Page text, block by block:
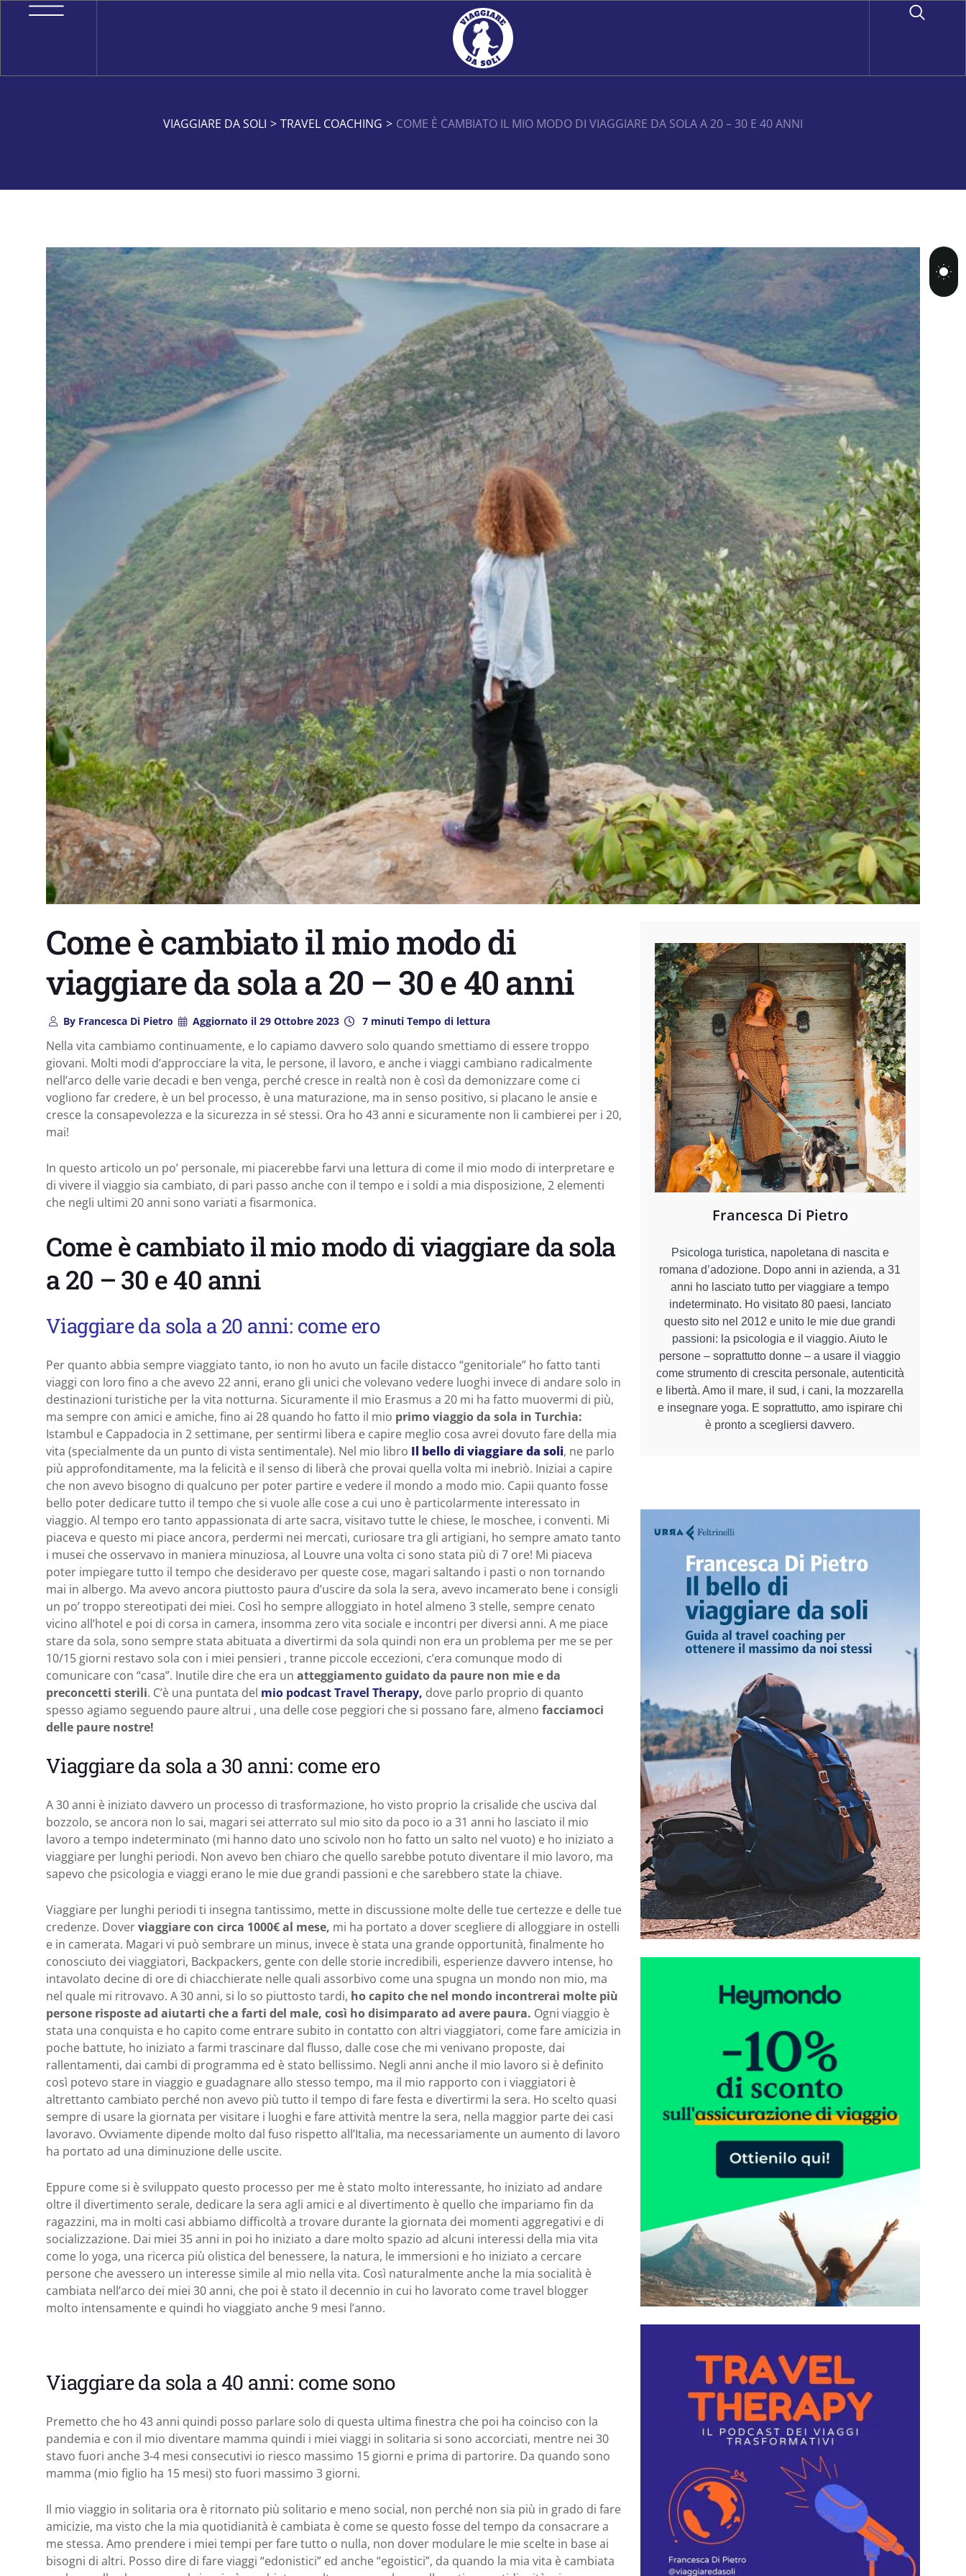
VIAGGIARE DA SOLI > TRAVEL COACHING > COME È CAMBIATO IL MIO MODO DI VIAGGIARE DA SOLA A 20 – 30 E 40 ANNI
Come è cambiato il mio modo di
viaggiare da sola a 20 – 30 e 40 anni
ByFrancesca Di Pietro Aggiornato il 29 Ottobre 2023 7 minuti Tempo di lettura
Nella vita cambiamo continuamente, e lo capiamo davvero solo quando smettiamo di essere troppo
giovani. Molti modi d’approcciare la vita, le persone, il lavoro, e anche i viaggi cambiano radicalmente
nell’arco delle varie decadi e ben venga, perché cresce in realtà non è così da demonizzare come ci
vogliono far credere, è un bel processo, è una maturazione, ma in senso positivo, si placano le ansie e
cresce la consapevolezza e la sicurezza in sé stessi. Ora ho 43 anni e sicuramente non li cambierei per i 20,
mai!
In questo articolo un po’ personale, mi piacerebbe farvi una lettura di come il mio modo di interpretare e
di vivere il viaggio sia cambiato, di pari passo anche con il tempo e i soldi a mia disposizione, 2 elementi
che negli ultimi 20 anni sono variati a fisarmonica.
Come è cambiato il mio modo di viaggiare da sola
a 20 – 30 e 40 anni
Viaggiare da sola a 20 anni: come ero
Per quanto abbia sempre viaggiato tanto, io non ho avuto un facile distacco “genitoriale” ho fatto tanti
viaggi con loro fino a che avevo 22 anni, erano gli unici che volevano vedere luoghi invece di andare solo in
destinazioni turistiche per la vita notturna. Sicuramente il mio Erasmus a 20 mi ha fatto muovermi di più,
ma sempre con amici e amiche, fino ai 28 quando ho fatto il mio primo viaggio da sola in Turchia:
Istambul e Cappadocia in 2 settimane, per sentirmi libera e capire meglio cosa avrei dovuto fare della mia
vita (specialmente da un punto di vista sentimentale). Nel mio libro Il bello di viaggiare da soli, ne parlo
più approfonditamente, ma la felicità e il senso di liberà che provai quella volta mi inebriò. Iniziai a capire
che non avevo bisogno di qualcuno per poter partire e vedere il mondo a modo mio. Capii quanto fosse
bello poter dedicare tutto il tempo che si vuole alle cose a cui uno è particolarmente interessato in
viaggio. Al tempo ero tanto appassionata di arte sacra, visitavo tutte le chiese, le moschee, i conventi. Mi
piaceva e questo mi piace ancora, perdermi nei mercati, curiosare tra gli artigiani, ho sempre amato tanto
i musei che osservavo in maniera minuziosa, al Louvre una volta ci sono stata più di 7 ore! Mi piaceva
poter impiegare tutto il tempo che desideravo per queste cose, magari saltando i pasti o non tornando
mai in albergo. Ma avevo ancora piuttosto paura d’uscire da sola la sera, avevo incamerato bene i consigli
un po’ troppo stereotipati dei miei. Così ho sempre alloggiato in hotel almeno 3 stelle, sempre cenato
vicino all’hotel e poi di corsa in camera, insomma zero vita sociale e incontri per diversi anni. A me piace
stare da sola, sono sempre stata abituata a divertirmi da sola quindi non era un problema per me se per
10/15 giorni restavo sola con i miei pensieri , tranne piccole eccezioni, c’era comunque modo di
comunicare con “casa”. Inutile dire che era un atteggiamento guidato da paure non mie e da
preconcetti sterili. C’è una puntata del mio podcast Travel Therapy, dove parlo proprio di quanto
spesso agiamo seguendo paure altrui , una delle cose peggiori che si possano fare, almeno facciamoci
delle paure nostre!
Viaggiare da sola a 30 anni: come ero
A 30 anni è iniziato davvero un processo di trasformazione, ho visto proprio la crisalide che usciva dal
bozzolo, se ancora non lo sai, magari sei atterrato sul mio sito da poco io a 31 anni ho lasciato il mio
lavoro a tempo indeterminato (mi hanno dato uno scivolo non ho fatto un salto nel vuoto) e ho iniziato a
viaggiare per lunghi periodi. Non avevo ben chiaro che quello sarebbe potuto diventare il mio lavoro, ma
sapevo che psicologia e viaggi erano le mie due grandi passioni e che sarebbero state la chiave.
Viaggiare per lunghi periodi ti insegna tantissimo, mette in discussione molte delle tue certezze e delle tue
credenze. Doverviaggiare con circa 1000€ al mese, mi ha portato a dover scegliere di alloggiare in ostelli
e in camerata. Magari vi può sembrare un minus, invece è stata una grande opportunità, finalmente ho
conosciuto dei viaggiatori, Backpackers, gente con delle storie incredibili, esperienze davvero intense, ho
intavolato decine di ore di chiacchierate nelle quali assorbivo come una spugna un mondo non mio, ma
nel quale mi ritrovavo. A 30 anni, si lo so piuttosto tardi, ho capito che nel mondo incontrerai molte più
persone risposte ad aiutarti che a farti del male, così ho disimparato ad avere paura. Ogni viaggio è
stata una conquista e ho capito come entrare subito in contatto con altri viaggiatori, come fare amicizia in
poche battute, ho iniziato a farmi trascinare dal flusso, dalle cose che mi venivano proposte, dai
rallentamenti, dai cambi di programma ed è stato bellissimo. Negli anni anche il mio lavoro si è definito
così potevo stare in viaggio e guadagnare allo stesso tempo, ma il mio rapporto con i viaggiatori è
altrettanto cambiato perché non avevo più tutto il tempo di fare festa e divertirmi la sera. Ho scelto quasi
sempre di usare la giornata per visitare i luoghi e fare attività mentre la sera, nella maggior parte dei casi
lavoravo. Ovviamente dipende molto dal fuso rispetto all’Italia, ma necessariamente un aumento di lavoro
ha portato ad una diminuzione delle uscite.
Eppure come si è sviluppato questo processo per me è stato molto interessante, ho iniziato ad andare
oltre il divertimento serale, dedicare la sera agli amici e al divertimento è quello che impariamo fin da
ragazzini, ma in molti casi abbiamo difficoltà a trovare durante la giornata dei momenti aggregativi e di
socializzazione. Dai miei 35 anni in poi ho iniziato a dare molto spazio ad alcuni interessi della mia vita
come lo yoga, una ricerca più olistica del benessere, la natura, le immersioni e ho iniziato a cercare
persone che avessero un interesse simile al mio nella vita. Così naturalmente anche la mia socialità è
cambiata nell’arco dei miei 30 anni, che poi è stato il decennio in cui ho lavorato come travel blogger
molto intensamente e quindi ho viaggiato anche 9 mesi l’anno.
Viaggiare da sola a 40 anni: come sono
Premetto che ho 43 anni quindi posso parlare solo di questa ultima finestra che poi ha coinciso con la
pandemia e con il mio diventare mamma quindi i miei viaggi in solitaria si sono accorciati, mentre nei 30
stavo fuori anche 3-4 mesi consecutivi io riesco massimo 15 giorni e prima di partorire. Da quando sono
mamma (mio figlio ha 15 mesi) sto fuori massimo 3 giorni.
Il mio viaggio in solitaria ora è ritornato più solitario e meno social, non perché non sia più in grado di fare
amicizie, ma visto che la mia quotidianità è cambiata è come se questo fosse del tempo da consacrare a
me stessa. Amo prendere i miei tempi per fare tutto o nulla, non dover modulare le mie scelte in base ai
bisogni di altri. Posso dire di fare viaggi “edonistici” ed anche “egoistici”, da quando la mia vita è cambiata
Francesca Di Pietro
Psicologa turistica, napoletana di nascita e
romana d’adozione. Dopo anni in azienda, a 31
anni ho lasciato tutto per viaggiare a tempo
indeterminato. Ho visitato 80 paesi, lanciato
questo sito nel 2012 e unito le mie due grandi
passioni: la psicologia e il viaggio. Aiuto le
persone – soprattutto donne – a usare il viaggio
come strumento di crescita personale, autenticità
e libertà. Amo il mare, il sud, i cani, la mozzarella
e insegnare yoga. E soprattutto, amo ispirare chi
è pronto a scegliersi davvero.